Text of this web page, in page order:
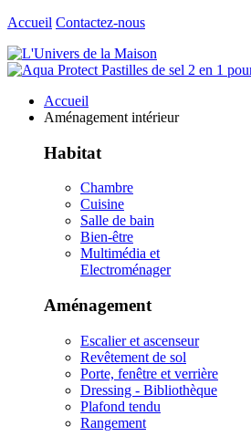
Accueil Contactez-nous
Accueil
Aménagement intérieur
Habitat
Chambre
Cuisine
Salle de bain
Bien-être
Multimédia et
Electroménager
Aménagement
Escalier et ascenseur
Revêtement de sol
Porte, fenêtre et verrière
Dressing - Bibliothèque
Plafond tendu
Rangement